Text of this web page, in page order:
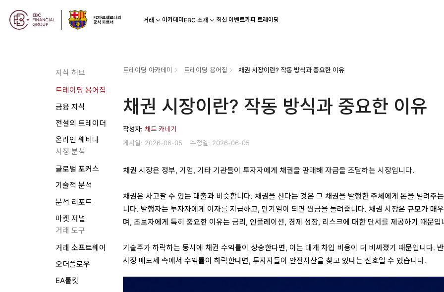
거래 아카데미 EBC 소개 최신 이벤트카피 트레이딩
지식 허브
트레이딩 용어집
금융 지식
전설의 트레이더
온라인 웨비나
시장 분석
글로벌 포커스
기술적 분석
분석 리포트
마켓 저널
거래 도구
거래 소프트웨어
오더플로우
EA툴킷
트레이딩 아카데미 트레이딩 용어집 채권 시장이란? 작동 방식과 중요한 이유
채권 시장이란? 작동 방식과 중요한 이유
작성자:채드 카네기
게시일: 2026-06-05
수정일: 2026-06-05
채권 시장은 정부, 기업, 기타 기관들이 투자자에게 채권을 판매해 자금을 조달하는 시장입니다.
채권은 사고팔 수 있는 대출과 비슷합니다. 채권을 산다는 것은 그 채권을 발행한 주체에게 돈을 빌려주
니다. 발행자는 투자자에게 이자를 지급하고, 만기일이 되면 원금을 돌려줍니다. 채권 시장은 규모가 매
며, 초보자에게 특히 중요한 이유는 금리, 인플레이션, 경제 성장, 리스크에 대한 단서를 제공하기 때문입
기술주가 하락하는 동시에 채권 수익률이 상승한다면, 이는 대개 차입 비용이 더 비싸졌기 때문입니다.
시장 매도세 속에서 수익률이 하락한다면, 투자자들이 안전자산을 찾고 있다는 신호일 수 있습니다.